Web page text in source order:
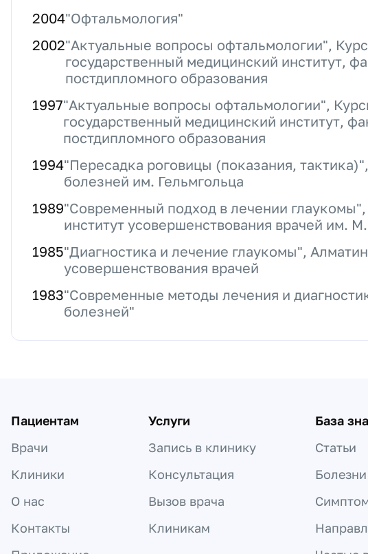
2004"Офтальмология"
2002"Актуальные вопросы офтальмологии",
государственный медицинский институт,
постдипломного образования
1997"Актуальные вопросы офтальмологии",
государственный медицинский институт,
постдипломного образования
1994"Пересадка роговицы (показания,
болезней им. Гельмгольца
1989"Современный подход в лечении глаукомы",
институт усовершенствования врачей им.
1985"Диагностика и лечение глаукомы",
усовершенствования врачей
1983"Современные методы лечения и
болезней"
Пациентам
Врачи
Клиники
О нас
Контакты
Услуги
Запись в клинику
Консультация
Вызов врача
Клиникам
База
Статьи
Болезни